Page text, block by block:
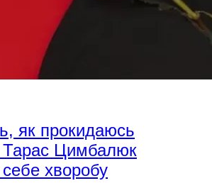
як прокидаюсь
Тарас Цимбалюк
себе хворобу